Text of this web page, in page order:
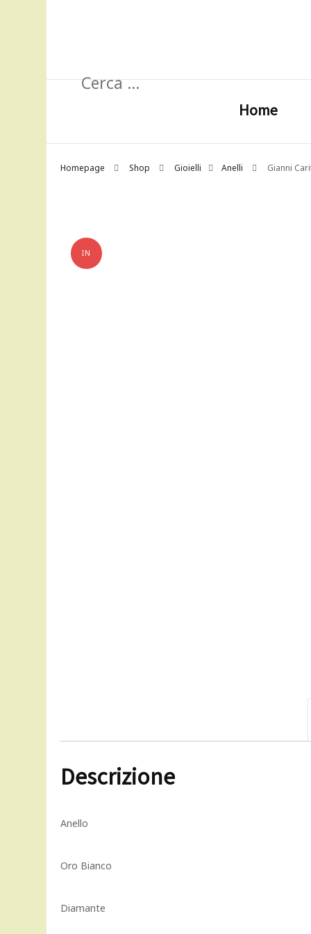
Ricerca
Home
Homepage Shop Gioielli Anelli Gianni
IN
Descrizione
Anello
Oro Bianco
Diamante